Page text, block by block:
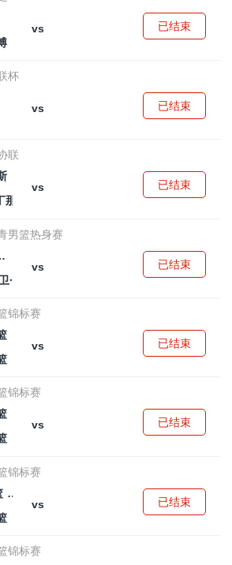
vs
已结束
杯
vs
已结束
联
vs
已结束
男篮热身赛
vs
·安篮球学院
已结束
锦标赛
vs
已结束
锦标赛
vs
已结束
锦标赛
北京师范大学女篮
vs
已结束
锦标赛